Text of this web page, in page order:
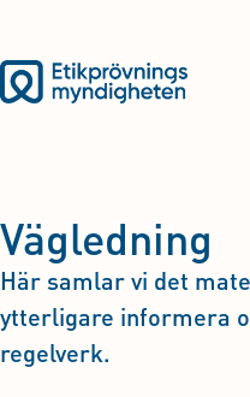
Vägledning
Här samlar vi det
ytterligare informera
regelverk.